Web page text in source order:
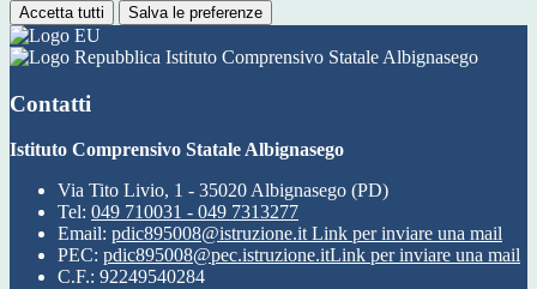
Accetta tutti Salva le preferenze
Istituto Comprensivo Statale Albignasego
Contatti
Istituto Comprensivo Statale Albignasego
Via Tito Livio, 1 - 35020 Albignasego (PD)
Tel: 049 710031 - 049 7313277
Email: pdic895008@istruzione.it Link per inviare una mail
PEC: pdic895008@pec.istruzione.itLink per inviare una mail
C.F.: 92249540284